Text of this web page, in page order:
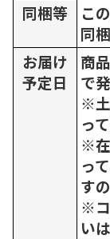
同梱等
こ
同
お届け
予定日
商
で
※
っ
※
っ
す
※
い